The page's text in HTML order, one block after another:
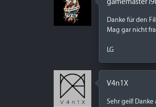
Danke für den
Mag gar nicht
LG
V4n1X
Sehr geil! Danke